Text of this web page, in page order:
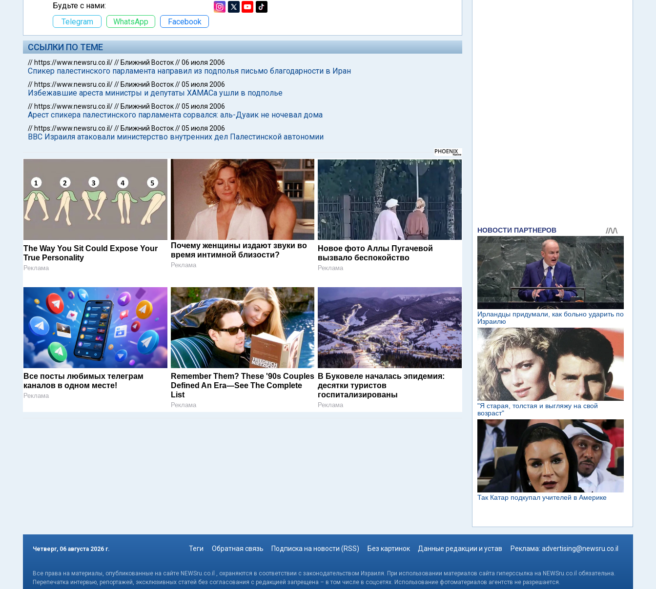
Будьте с нами:
Telegram
WhatsApp Facebook
ССЫЛКИ ПО ТЕМЕ
// https://www.newsru.co.il/// Ближний Восток//06 июля 2006
Спикер палестинского парламента направил из подполья письмо благодарности в Иран
// https://www.newsru.co.il/// Ближний Восток//05 июля 2006
Избежавшие ареста министры и депутаты ХАМАСа ушли в подполье
// https://www.newsru.co.il/// Ближний Восток//05 июля 2006
Арест спикера палестинского парламента сорвался: аль-Дуаик не ночевал дома
// https://www.newsru.co.il/// Ближний Восток//05 июля 2006
ВВС Израиля атаковали министерство внутренних дел Палестинской автономии
The Way You Sit Could Expose Your
True Personality
Реклама
Почему женщины издают звуки во
время интимной близости?
Реклама
Новое фото Аллы Пугачевой
вызвало беспокойство
Реклама
Все посты любимых телеграм
каналов в одном месте!
Реклама
Remember Them? These '90s Couples
Defined An Era—See The Complete
List
Реклама
В Буковеле началась эпидемия:
десятки туристов
госпитализированы
Реклама
Четверг, 06 августа 2026 г. Теги Обратная связь Подписка на новости (RSS) Без картинок Данные редакции и устав Реклама: advertising@newsru.co.il
Все права на материалы, опубликованные на сайте NEWSru.co.il , охраняются в соответствии с законодательством Израиля. При использовании материалов сайта гиперссылка на NEWSru.co.il обязательна.
Перепечатка интервью, репортажей, эксклюзивных статей без согласования с редакцией запрещена – в том числе в соцсетях. Использование фотоматериалов агентств не разрешается.